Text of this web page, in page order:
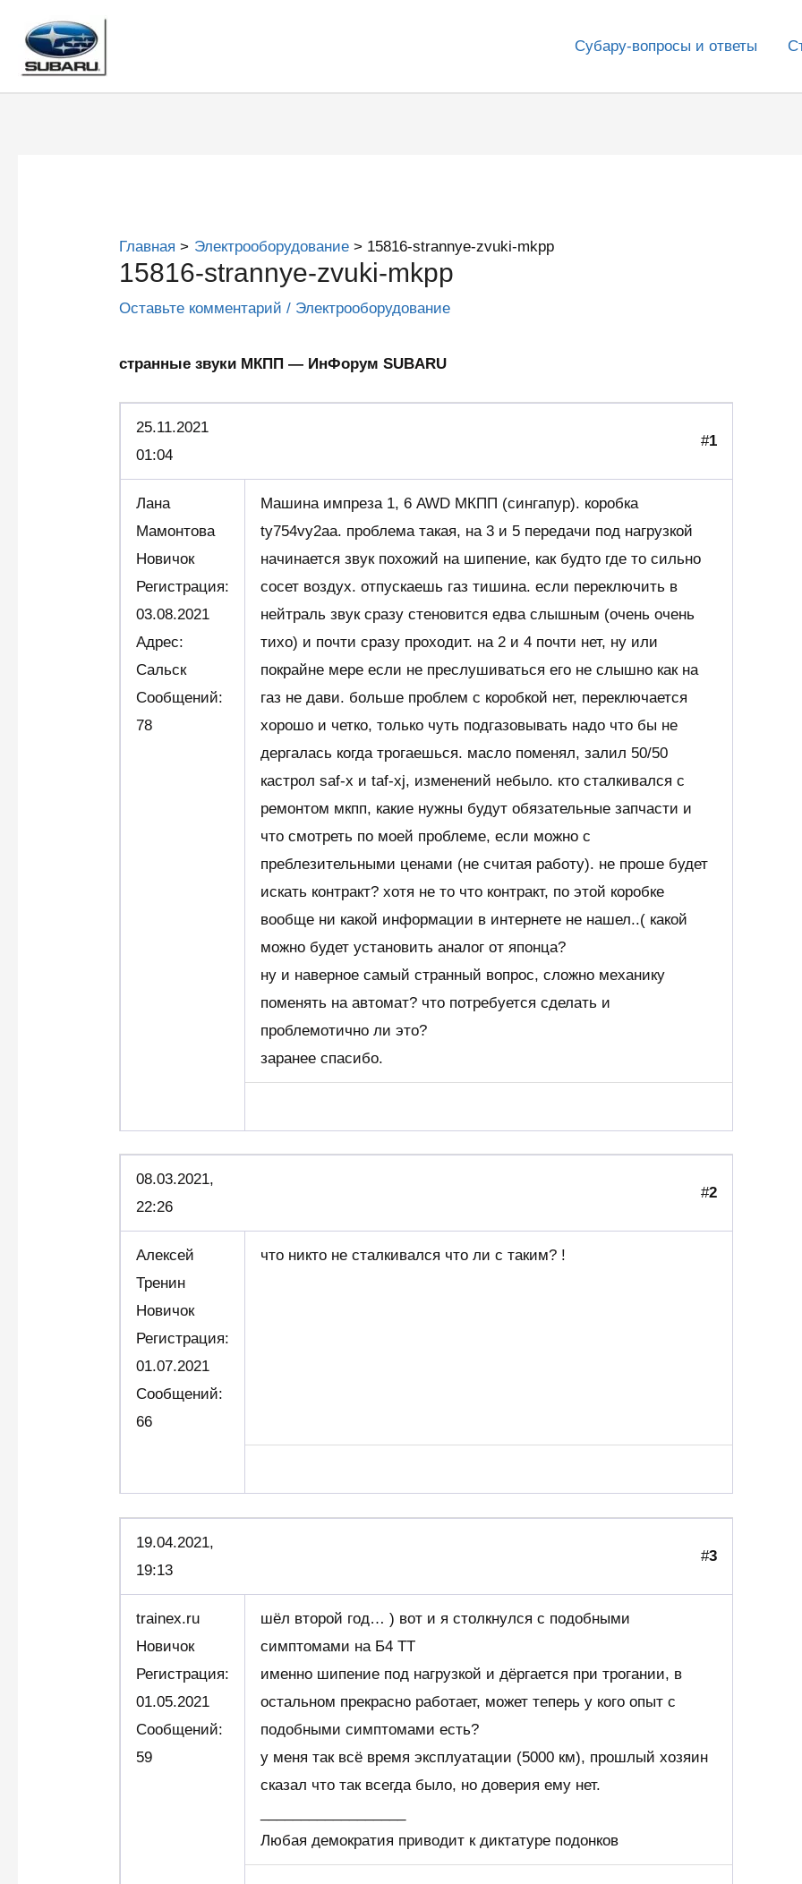
содержимому
Субару-вопросы и ответы
Главная Электрооборудование 15816-strannye-zvuki-mkpp
15816-strannye-zvuki-mkpp
Оставьте комментарий / Электрооборудование
странные звуки МКПП — ИнФорум SUBARU
25.11.2021
01:04
#1
Лана
Мамонтова
Новичок
Регистрация:
03.08.2021
Адрес:
Сальск
Сообщений:
78
Машина импреза 1, 6 AWD МКПП (сингапур). коробка
ty754vy2aa. проблема такая, на 3 и 5 передачи под нагрузкой
начинается звук похожий на шипение, как будто где то сильно
сосет воздух. отпускаешь газ тишина. если переключить в
нейтраль звук сразу стеновится едва слышным (очень очень
тихо) и почти сразу проходит. на 2 и 4 почти нет, ну или
покрайне мере если не преслушиваться его не слышно как на
газ не дави. больше проблем с коробкой нет, переключается
хорошо и четко, только чуть подгазовывать надо что бы не
дергалась когда трогаешься. масло поменял, залил 50/50
кастрол saf-x и taf-xj, изменений небыло. кто сталкивался с
ремонтом мкпп, какие нужны будут обязательные запчасти и
что смотреть по моей проблеме, если можно с
преблезительными ценами (не считая работу). не проше будет
искать контракт? хотя не то что контракт, по этой коробке
вообще ни какой информации в интернете не нашел..( какой
можно будет установить аналог от японца?
ну и наверное самый странный вопрос, сложно механику
поменять на автомат? что потребуется сделать и
проблемотично ли это?
заранее спасибо.
08.03.2021,
22:26
#2
Алексей
Тренин
Новичок
Регистрация:
01.07.2021
Сообщений:
66
что никто не сталкивался что ли с таким? !
19.04.2021,
19:13
#3
trainex.ru
Новичок
Регистрация:
01.05.2021
Сообщений:
59
шёл второй год… ) вот и я столкнулся с подобными
симптомами на Б4 ТТ
именно шипение под нагрузкой и дёргается при трогании, в
остальном прекрасно работает, может теперь у кого опыт с
подобными симптомами есть?
у меня так всё время эксплуатации (5000 км), прошлый хозяин
сказал что так всегда было, но доверия ему нет.
Любая демократия приводит к диктатуре подонков